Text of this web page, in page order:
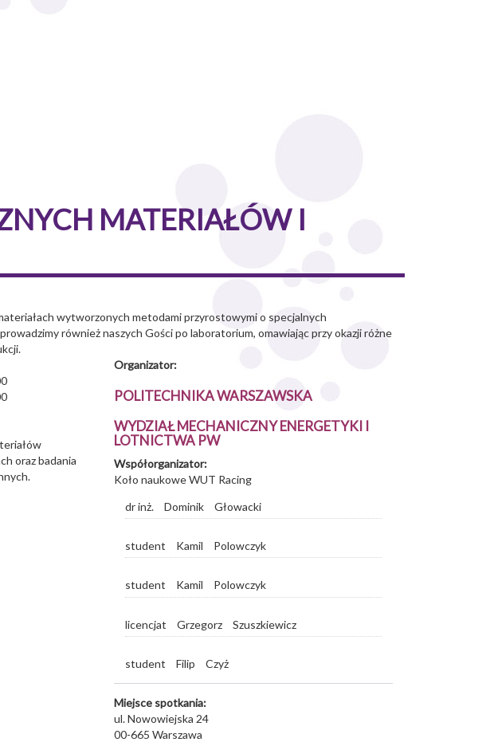
MATERIAŁÓW I
wytworzonych metodami przyrostowymi o specjalnych
również naszych Gości po laboratorium, omawiając przy okazji różne
oraz badania
Organizator:
POLITECHNIKA WARSZAWSKA
WYDZIAŁ MECHANICZNY ENERGETYKI I
LOTNICTWA PW
Współorganizator:
Koło naukowe WUT Racing
dr inż.
Dominik Głowacki
student Kamil Polowczyk
student Kamil Polowczyk
licencjat Grzegorz Szuszkiewicz
student Filip Czyż
Miejsce spotkania:
ul. Nowowiejska 24
00-665 Warszawa